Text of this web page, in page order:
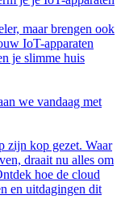
maar brengen ook
IoT-apparaten
je slimme huis
we vandaag met
zijn kop gezet. Waar
draait nu alles om
hoe de cloud
en uitdagingen dit